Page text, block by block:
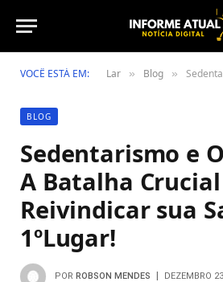
VOCÊ ESTÁ EM: Lar » Blog » Sedentarismo e
BLOG
Sedentarismo e
A Batalha
Reivindicar sua
1ºLugar!
POR ROBSON MENDES DEZEMBRO